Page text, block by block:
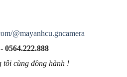
@mayanhcu.gncamera
- 0564.222.888
tôi cùng đồng hành !